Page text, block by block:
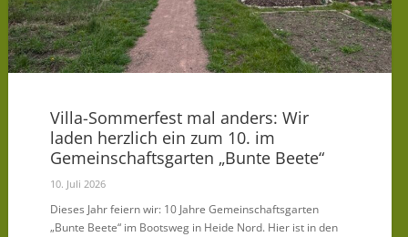
Villa-Sommerfest mal anders: Wir
laden herzlich ein zum 10. im
Gemeinschaftsgarten „Bunte Beete“
10. Juli 2026
Dieses Jahr feiern wir: 10 Jahre Gemeinschaftsgarten
„Bunte Beete“ im Bootsweg in Heide Nord. Hier ist in den